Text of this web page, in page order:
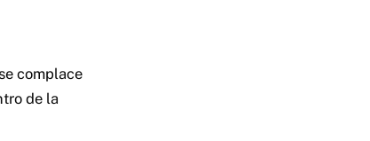
complace
de la